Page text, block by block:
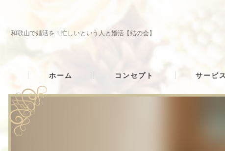
和歌山で婚活を！忙しいという人と婚活【結の会】
ホーム コンセプト サービス